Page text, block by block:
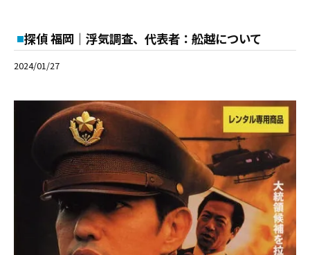
探偵 福岡｜浮気調査、代表者：舩越について
2024/01/27